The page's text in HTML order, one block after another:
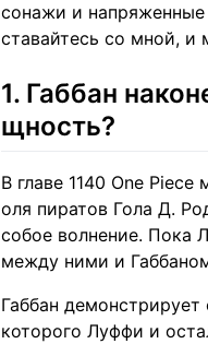
сонажи и
ставайтесь со мной, и
1. Габбан
щность?
В главе 1140 One
оля пиратов Гола Д.
собое волнение. Пока
между ними и
Габбан
которого Луффи и